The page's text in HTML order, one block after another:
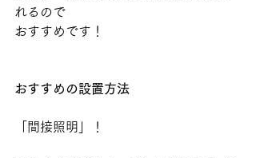
れるので
おすすめです！
おすすめの設置方法
「間接照明」！